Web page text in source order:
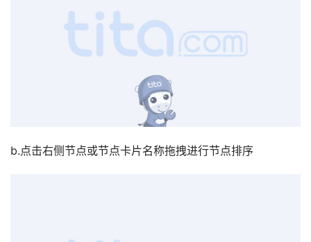
b.点击右侧节点或节点卡片名称拖拽进行节点排序